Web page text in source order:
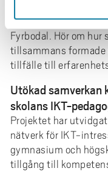
bygglovsfrågors
utbildningsinsats
Fyrbodal. Hör om hur
tillsammans
tillfälle till
Utökad samverkan
skolans IKT-
Projektet har
nätverk för IKT-
gymnasium och
tillgång till